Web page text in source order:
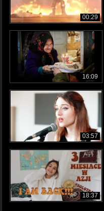
00:29
16:09
03:57
18:37